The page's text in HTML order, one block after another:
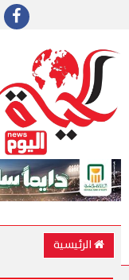
الرئيسية